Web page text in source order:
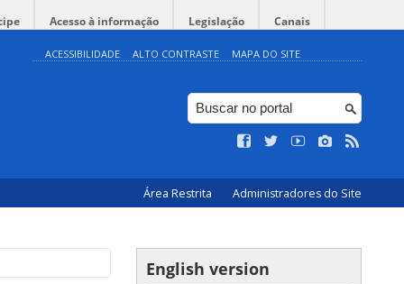
Acesso à informação Legislação Canais
ACESSIBILIDADE ALTO CONTRASTE MAPA DO SITE
Área Restrita Administradores do Site
English version